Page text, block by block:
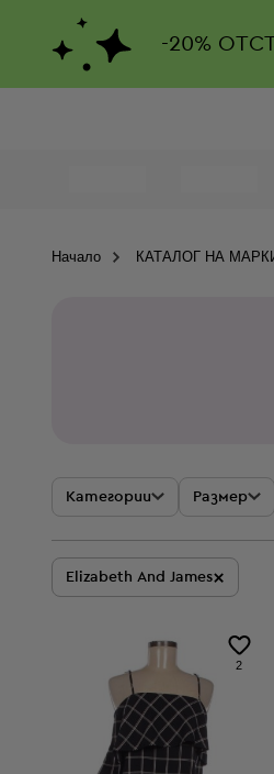
-20%
Начало КАТАЛОГ НА
Категории Размер
Elizabeth And James×
2